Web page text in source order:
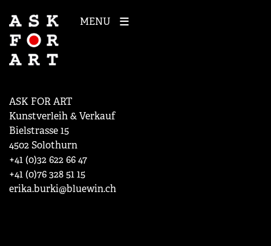
MENU
ASK FOR ART
Kunstverleih & Verkauf
Bielstrasse 15
4502 Solothurn
+41 (0)32 622 66 47
+41 (0)76 328 51 15
erika.burki@bluewin.ch